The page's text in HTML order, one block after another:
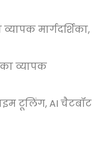
मार्गदर्शिका,
व्यापक
टूलिंग, AI चैटबॉट